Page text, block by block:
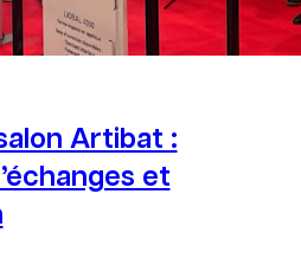
Bouton de
Artibat :
et